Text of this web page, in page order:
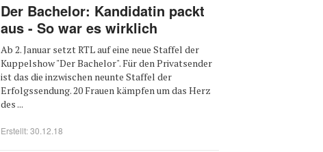
Der Bachelor: Kandidatin packt
aus - So war es wirklich
Ab 2. Januar setzt RTL auf eine neue Staffel der
Kuppelshow "Der Bachelor". Für den Privatsender
ist das die inzwischen neunte Staffel der
Erfolgssendung. 20 Frauen kämpfen um das Herz
des ...
Erstellt: 30.12.18